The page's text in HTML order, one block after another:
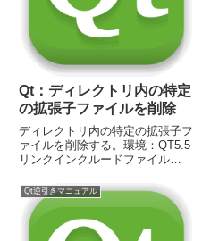
Qt：ディレクトリ内の特定
の拡張子ファイルを削除
ディレクトリ内の特定の拡張子フ
ァイルを削除する。環境：QT5.5
リンクインクルードファイル
#include コード // ディレクト
リパスを指定 QDir dir;
dir.set...
Qt逆引きマニュアル